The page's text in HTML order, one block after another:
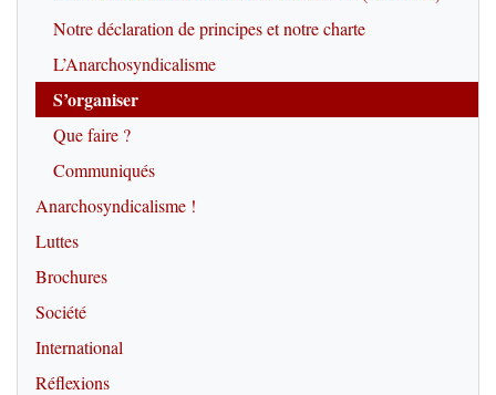
Notre déclaration de principes et notre charte
L’Anarchosyndicalisme
S’organiser
Que faire ?
Communiqués
Anarchosyndicalisme !
Luttes
Brochures
Société
International
Réflexions